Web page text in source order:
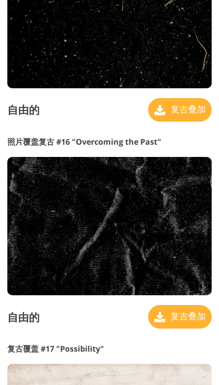
自由的 复古叠加
照片覆盖复古 #16 "Overcoming the Past"
自由的 复古叠加
复古覆盖 #17 "Possibility"